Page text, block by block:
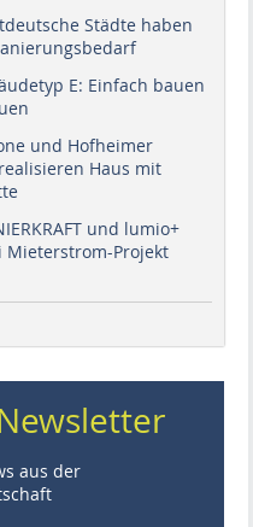
Städte haben
E: Einfach bauen
und Hofheimer
Haus mit
und lumio+
Mieterstrom-Projekt
aus der